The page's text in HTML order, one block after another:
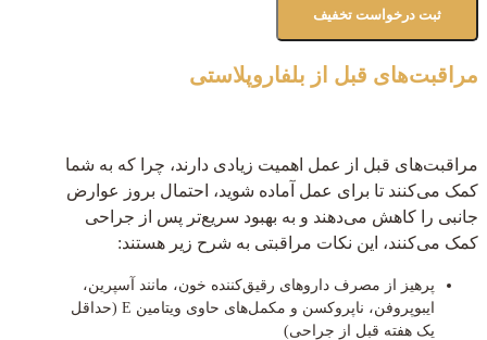
مراقبت‌های قبل از بلفاروپلاستی
مراقبت‌های قبل از عمل اهمیت زیادی دارند، چرا که به شما
کمک می‌کنند تا برای عمل آماده شوید، احتمال بروز عوارض
جانبی را کاهش می‌دهند و به بهبود سریع‌تر پس از جراحی
کمک می‌کنند، این نکات مراقبتی به شرح زیر هستند:
پرهیز از مصرف داروهای رقیق‌کننده خون، مانند آسپرین،
ایبوپروفن، ناپروکسن و مکمل‌های حاوی ویتامین E (حداقل
یک هفته قبل از جراحی)